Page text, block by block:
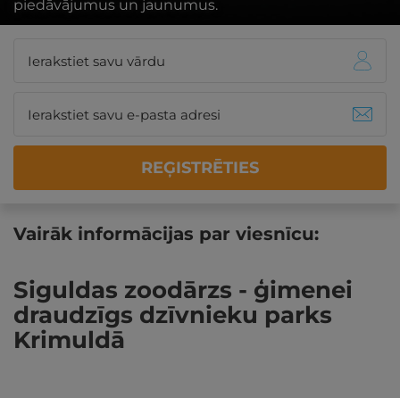
piedāvājumus un jaunumus.
REĢISTRĒTIES
Vairāk informācijas par viesnīcu:
Siguldas zoodārzs - ģimenei
draudzīgs dzīvnieku parks
Krimuldā